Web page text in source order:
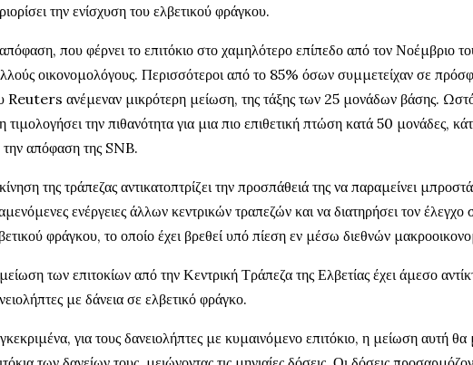
την ενίσχυση του ελβετικού φράγκου.
που φέρνει το επιτόκιο στο χαμηλότερο επίπεδο από τον Νοέμβριο
οικονομολόγους. Περισσότεροι από το 85% όσων συμμετείχαν σε
Reuters ανέμεναν μικρότερη μείωση, της τάξης των 25 μονάδων βάσης.
τιμολογήσει την πιθανότητα για μια πιο επιθετική πτώση κατά 50 μονάδες,
απόφαση της SNB.
της τράπεζας αντικατοπτρίζει την προσπάθειά της να παραμείνει
ενέργειες άλλων κεντρικών τραπεζών και να διατηρήσει τον έλεγχο
φράγκου, το οποίο έχει βρεθεί υπό πίεση εν μέσω διεθνών
των επιτοκίων από την Κεντρική Τράπεζα της Ελβετίας έχει άμεσο
με δάνεια σε ελβετικό φράγκο.
για τους δανειολήπτες με κυμαινόμενο επιτόκιο, η μείωση αυτή θα